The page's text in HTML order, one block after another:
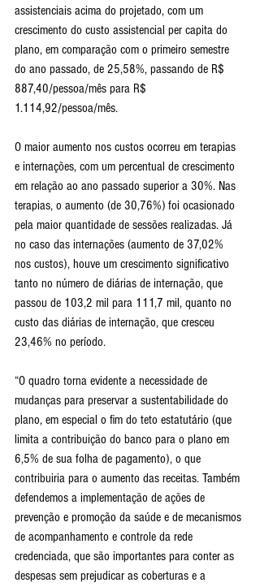
assistenciais acima do projetado, com um
crescimento do custo assistencial per capita do
plano, em comparação com o primeiro semestre
do ano passado, de 25,58%, passando de R$
887,40/pessoa/mês para R$
1.114,92/pessoa/mês.
O maior aumento nos custos ocorreu em terapias
e internações, com um percentual de crescimento
em relação ao ano passado superior a 30%. Nas
terapias, o aumento (de 30,76%) foi ocasionado
pela maior quantidade de sessões realizadas. Já
no caso das internações (aumento de 37,02%
nos custos), houve um crescimento significativo
tanto no número de diárias de internação, que
passou de 103,2 mil para 111,7 mil, quanto no
custo das diárias de internação, que cresceu
23,46% no período.
“O quadro torna evidente a necessidade de
mudanças para preservar a sustentabilidade do
plano, em especial o fim do teto estatutário (que
limita a contribuição do banco para o plano em
6,5% de sua folha de pagamento), o que
contribuiria para o aumento das receitas. Também
defendemos a implementação de ações de
prevenção e promoção da saúde e de mecanismos
de acompanhamento e controle da rede
credenciada, que são importantes para conter as
despesas sem prejudicar as coberturas e a